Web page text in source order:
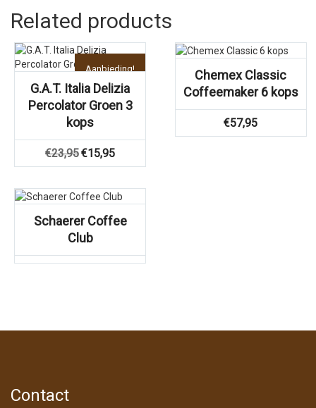
Related products
Aanbieding!
G.A.T. Italia Delizia
Percolator Groen 3
kops
€23,95 Oorspronkelijke
prijs
€15,95Huidige
Chemex Classic
Coffeemaker 6 kops
€57,95
Schaerer Coffee
Club
Contact